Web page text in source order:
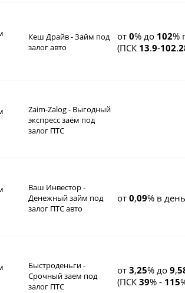
Кеш Драйв - Займ под
залог авто
от 0% до 102%
(ПСК 13.9-102.
Zaim-Zalog - Выгодный
экспресс заём под
залог ПТС
Ваш Инвестор -
Денежный займ под
залог ПТС авто
от 0,09% в день
Быстроденьги -
Срочный заем под
залог ПТС
от 3,25% до 9,
(ПСК 39% - 115